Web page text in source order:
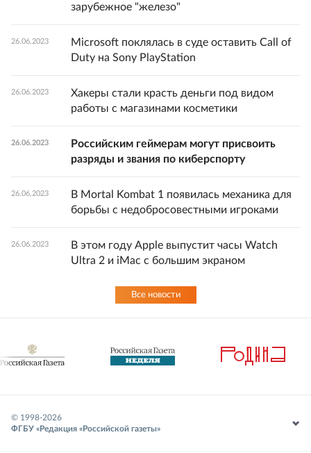
зарубежное "железо"
26.06.2023
Microsoft поклялась в суде оставить Call of
Duty на Sony PlayStation
26.06.2023
Хакеры стали красть деньги под видом
работы с магазинами косметики
26.06.2023
Российским геймерам могут присвоить
разряды и звания по киберспорту
26.06.2023
В Mortal Kombat 1 появилась механика для
борьбы с недобросовестными игроками
26.06.2023
В этом году Apple выпустит часы Watch
Ultra 2 и iMac с большим экраном
Все новости
© 1998-2026
ФГБУ «Редакция «Российской газеты»